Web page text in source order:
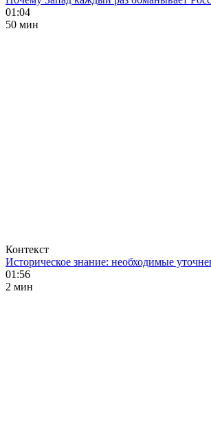
01:04
50 мин
Контекст
Историческое знание: необходимые
01:56
2 мин